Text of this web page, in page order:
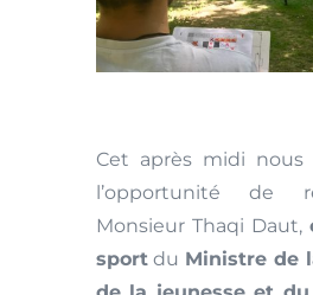
Cet après midi nous
l’opportunité de
Monsieur Thaqi Daut,
sportdu Ministre de